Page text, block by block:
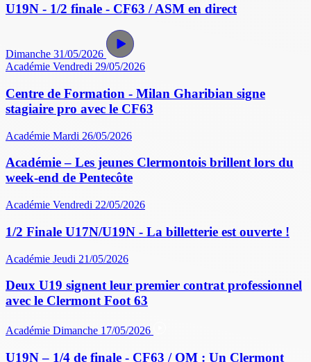
U19N - 1/2 finale - CF63 / ASM en direct
Dimanche 31/05/2026
Académie Vendredi 29/05/2026
Centre de Formation - Milan Gharibian signe
stagiaire pro avec le CF63
Académie Mardi 26/05/2026
Académie – Les jeunes Clermontois brillent lors du
week-end de Pentecôte
Académie Vendredi 22/05/2026
1/2 Finale U17N/U19N - La billetterie est ouverte !
Académie Jeudi 21/05/2026
Deux U19 signent leur premier contrat professionnel
avec le Clermont Foot 63
Académie Dimanche 17/05/2026
U19N – 1/4 de finale - CF63 / OM : Un Clermont